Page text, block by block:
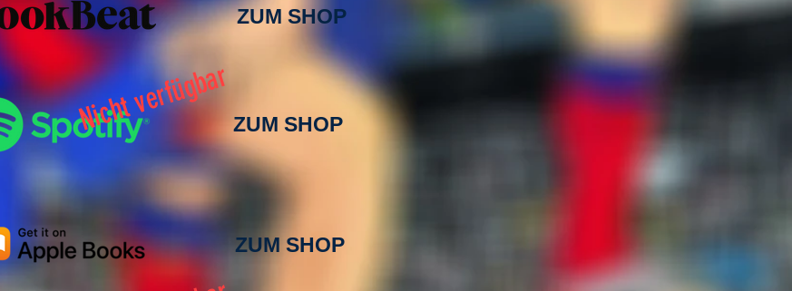
ZUM SHOP
ZUM SHOP
Nicht verfügbar
ZUM SHOP